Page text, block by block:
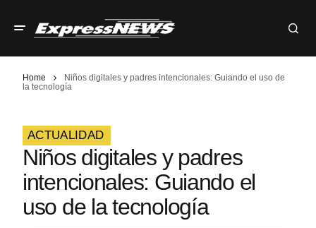
Home
Niños digitales y padres intencionales: Guiando el uso de
la tecnología
ACTUALIDAD
Niños digitales y padres
intencionales: Guiando el
uso de la tecnología